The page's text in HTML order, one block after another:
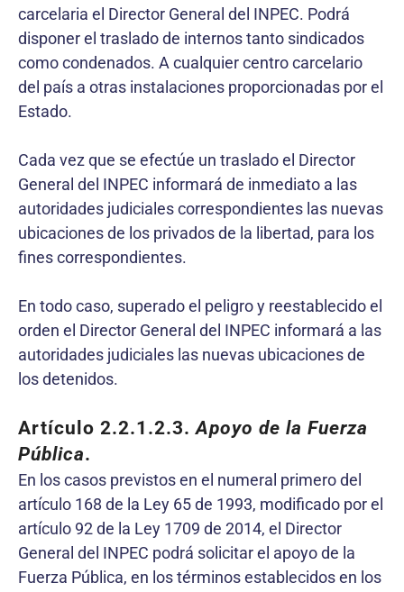
carcelaria el Director General del INPEC. Podrá
disponer el traslado de internos tanto sindicados
como condenados. A cualquier centro carcelario
del país a otras instalaciones proporcionadas por el
Estado.
Cada vez que se efectúe un traslado el Director
General del INPEC informará de inmediato a las
autoridades judiciales correspondientes las nuevas
ubicaciones de los privados de la libertad, para los
fines correspondientes.
En todo caso, superado el peligro y reestablecido el
orden el Director General del INPEC informará a las
autoridades judiciales las nuevas ubicaciones de
los detenidos.
Artículo 2.2.1.2.3. Apoyo de la Fuerza
Pública.
En los casos previstos en el numeral primero del
artículo 168 de la Ley 65 de 1993, modificado por el
artículo 92 de la Ley 1709 de 2014, el Director
General del INPEC podrá solicitar el apoyo de la
Fuerza Pública, en los términos establecidos en los